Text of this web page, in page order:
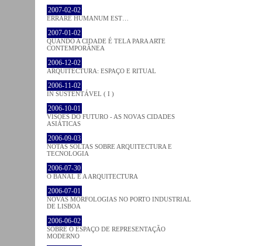
2007-02-02
ERRARE HUMANUM EST…
2007-01-02
QUANDO A CIDADE É TELA PARA ARTE
CONTEMPORÂNEA
2006-12-02
ARQUITECTURA: ESPAÇO E RITUAL
2006-11-02
IN SUSTENTÁVEL ( I )
2006-10-01
VISÕES DO FUTURO - AS NOVAS CIDADES
ASIÁTICAS
2006-09-03
NOTAS SOLTAS SOBRE ARQUITECTURA E
TECNOLOGIA
2006-07-30
O BANAL E A ARQUITECTURA
2006-07-01
NOVAS MORFOLOGIAS NO PORTO INDUSTRIAL
DE LISBOA
2006-06-02
SOBRE O ESPAÇO DE REPRESENTAÇÃO
MODERNO